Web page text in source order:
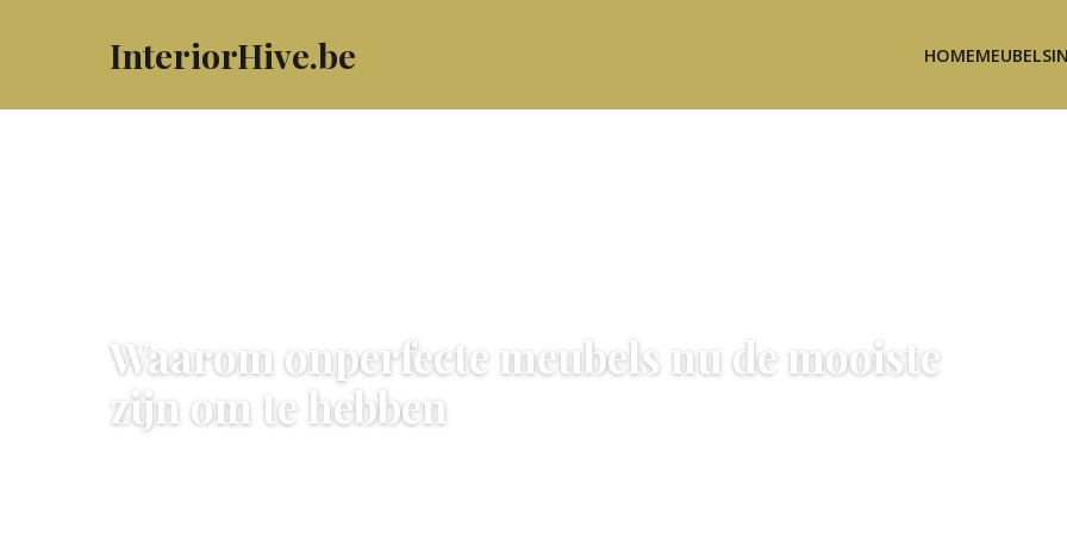
InteriorHive.be HOMEMEUBELS
Waarom onperfecte meubels nu de mooiste
zijn om te hebben